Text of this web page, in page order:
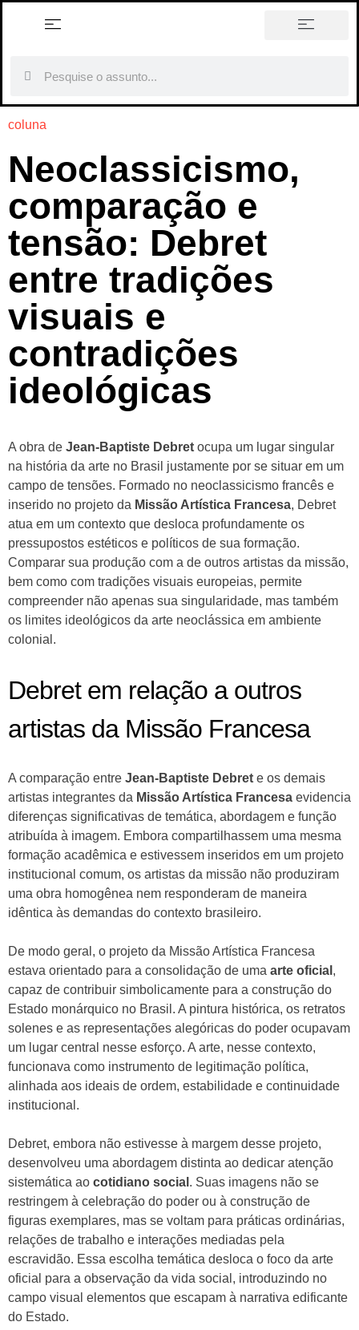
coluna
Neoclassicismo,
comparação e
tensão: Debret
entre tradições
visuais e
contradições
ideológicas
A obra de Jean-Baptiste Debret ocupa um lugar singular
na história da arte no Brasil justamente por se situar em um
campo de tensões. Formado no neoclassicismo francês e
inserido no projeto da Missão Artística Francesa, Debret
atua em um contexto que desloca profundamente os
pressupostos estéticos e políticos de sua formação.
Comparar sua produção com a de outros artistas da missão,
bem como com tradições visuais europeias, permite
compreender não apenas sua singularidade, mas também
os limites ideológicos da arte neoclássica em ambiente
colonial.
Debret em relação a outros
artistas da Missão Francesa
A comparação entre Jean-Baptiste Debret e os demais
artistas integrantes da Missão Artística Francesa evidencia
diferenças significativas de temática, abordagem e função
atribuída à imagem. Embora compartilhassem uma mesma
formação acadêmica e estivessem inseridos em um projeto
institucional comum, os artistas da missão não produziram
uma obra homogênea nem responderam de maneira
idêntica às demandas do contexto brasileiro.
De modo geral, o projeto da Missão Artística Francesa
estava orientado para a consolidação de uma arte oficial ,
capaz de contribuir simbolicamente para a construção do
Estado monárquico no Brasil. A pintura histórica, os retratos
solenes e as representações alegóricas do poder ocupavam
um lugar central nesse esforço. A arte, nesse contexto,
funcionava como instrumento de legitimação política,
alinhada aos ideais de ordem, estabilidade e continuidade
institucional.
Debret, embora não estivesse à margem desse projeto,
desenvolveu uma abordagem distinta ao dedicar atenção
sistemática ao cotidiano social . Suas imagens não se
restringem à celebração do poder ou à construção de
figuras exemplares, mas se voltam para práticas ordinárias,
relações de trabalho e interações mediadas pela
escravidão. Essa escolha temática desloca o foco da arte
oficial para a observação da vida social, introduzindo no
campo visual elementos que escapam à narrativa edificante
do Estado.